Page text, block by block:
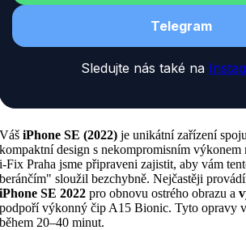
Telegram
Sledujte nás také na
VášiPhone SE (2022) je unikátní zařízení
kompaktní design s nekompromisním
i-Fix Praha jsme připraveni zajistit, aby vám
beránčím" sloužil bezchybně. Nejčastěji
iPhone SE 2022 pro obnovu ostrého obrazu a
podpoří výkonný čip A15 Bionic. Tyto opravy
během 20–40 minut.